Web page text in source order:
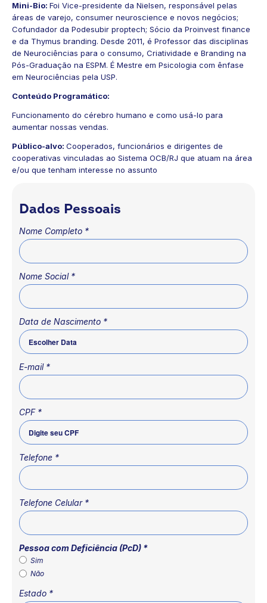
Mini-Bio: Foi Vice-presidente da Nielsen, responsável pelas
áreas de varejo, consumer neuroscience e novos negócios;
Cofundador da Podesubir proptech; Sócio da Proinvest finance
e da Thymus branding. Desde 2011, é Professor das disciplinas
de Neurociências para o consumo, Criatividade e Branding na
Pós-Graduação na ESPM. É Mestre em Psicologia com ênfase
em Neurociências pela USP.
Conteúdo Programático:
Funcionamento do cérebro humano e como usá-lo para
aumentar nossas vendas.
Público-alvo: Cooperados, funcionários e dirigentes de
cooperativas vinculadas ao Sistema OCB/RJ que atuam na área
e/ou que tenham interesse no assunto
Dados Pessoais
Nome Completo *
Nome Social *
Data de Nascimento *
E-mail *
CPF *
Telefone *
Telefone Celular *
Pessoa com Deficiência (PcD) *
Sim
Não
Estado *